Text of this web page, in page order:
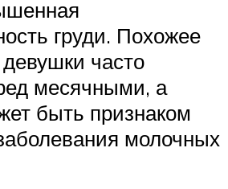
груди. Похожее
часто
месячными, а
быть признаком
молочных